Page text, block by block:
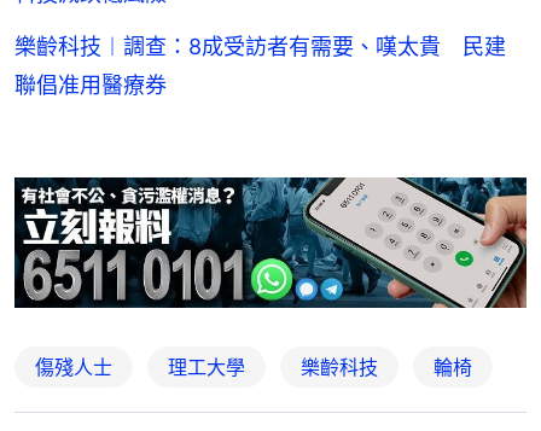
樂齡科技︱調查：8成受訪者有需要、嘆太貴 民建
聯倡准用醫療券
傷殘人士 理工大學 樂齡科技 輪椅